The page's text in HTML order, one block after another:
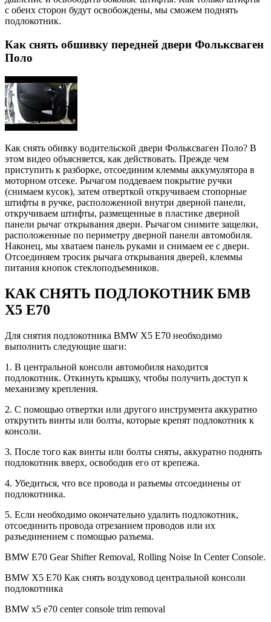
с обеих сторон будут освобождены, мы сможем поднять
подлокотник.
Как снять обшивку передней двери Фольксваген
Поло
Как снять обивку водительской двери Фольксваген Поло? В
этом видео объясняется, как действовать. Прежде чем
приступить к разборке, отсоединим клеммы аккумулятора в
моторном отсеке. Рычагом поддеваем покрытие ручки
(снимаем кусок), затем отверткой откручиваем стопорные
штифты в ручке, расположенной внутри дверной панели,
откручиваем штифты, размещенные в пластике дверной
панели рычаг открывания двери. Рычагом снимите защелки,
расположенные по периметру дверной панели автомобиля.
Наконец, мы хватаем панель руками и снимаем ее с двери.
Отсоединяем тросик рычага открывания дверей, клеммы
питания кнопок стеклоподъемников.
КАК СНЯТЬ ПОДЛОКОТНИК БМВ
Х5 Е70
Для снятия подлокотника BMW X5 E70 необходимо
выполнить следующие шаги:
1. В центральной консоли автомобиля находится
подлокотник. Откинуть крышку, чтобы получить доступ к
механизму крепления.
2. С помощью отвертки или другого инструмента аккуратно
открутить винты или болты, которые крепят подлокотник к
консоли.
3. После того как винты или болты сняты, аккуратно поднять
подлокотник вверх, освободив его от крепежа.
4. Убедиться, что все провода и разъемы отсоединены от
подлокотника.
5. Если необходимо окончательно удалить подлокотник,
отсоединить провода отрезанием проводов или их
разъединением с помощью разъема.
BMW E70 Gear Shifter Removal, Rolling Noise In Center Console.
BMW Х5 Е70 Как снять воздуховод центральной консоли
подлокотника
BMW x5 e70 center console trim removal